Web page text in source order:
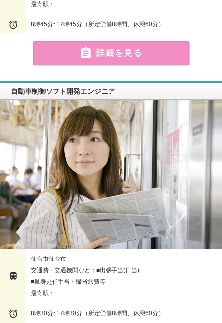
最寄駅：
 8時45分~17時45分（所定労働8時間、休憩60分）
 詳細を見る
自動車制御ソフト開発エンジニア

仙台市仙台市
交通費・交通機関など：■出張手当(日当)
■単身赴任手当・帰省旅費等
最寄駅：
 8時30分~17時30分（所定労働8時間、休憩60分）